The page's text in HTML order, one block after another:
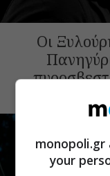
Οι
monopoli.gr
your